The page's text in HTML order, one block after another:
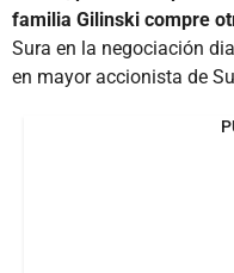
familia Gilinski compre
Sura en la negociación
en mayor accionista de